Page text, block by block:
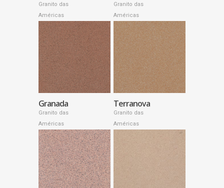
Granito das
Américas
Granito das
Américas
Granada
Granito das
Américas
Terranova
Granito das
Américas